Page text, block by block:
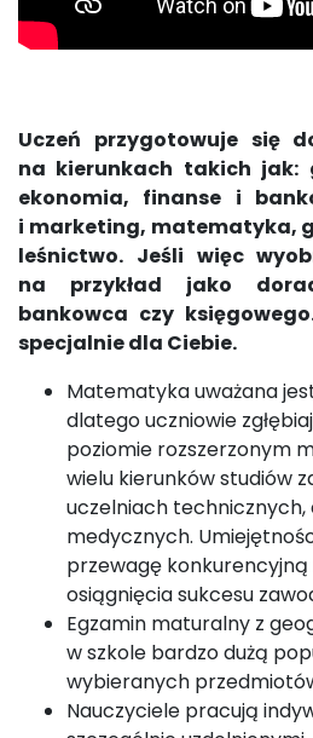
Uczeń przygotowuje się
na kierunkach takich jak:
ekonomia, finanse i
i marketing, matematyka,
leśnictwo. Jeśli więc
na przykład jako
bankowca czy
specjalnie dla Ciebie.
Matematyka uważana
dlatego uczniowie
poziomie rozszerzonym
wielu kierunków studiów
uczelniach technicznych,
medycznych.
przewagę konkurencyjną
osiągnięcia sukcesu
Egzamin maturalny z
w szkole bardzo dużą
wybieranych
Nauczyciele pracują